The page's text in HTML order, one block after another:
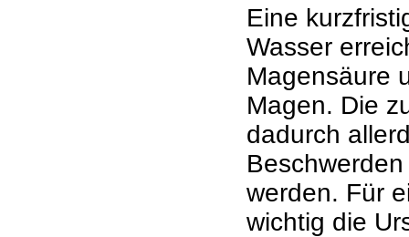
Eine
Wasser
Magensäure
Magen. Die
dadurch
werden. Für
wichtig die